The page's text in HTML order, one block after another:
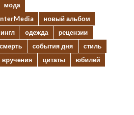
мода
новый альбом
одежда
рецензии
смерть события дня
стиль
цитаты юбилей